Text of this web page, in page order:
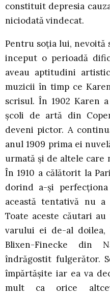
constituit depresia
niciodată vindecat.
Pentru soţia lui, nevoită
inceput o perioadă
aveau aptitudini
muzicii în timp ce
scrisul. În 1902 Karen
şcoli de artă din
deveni pictor. A
anul 1909 prima ei
urmată şi de altele care
În 1910 a călătorit la
dorind a-şi
această tentativă nu a
Toate aceste căutari
varului ei de-al doilea,
Blixen-Finecke din
îndrăgostit fulgerător.
împărtăşite iar ea va
mult ca orice